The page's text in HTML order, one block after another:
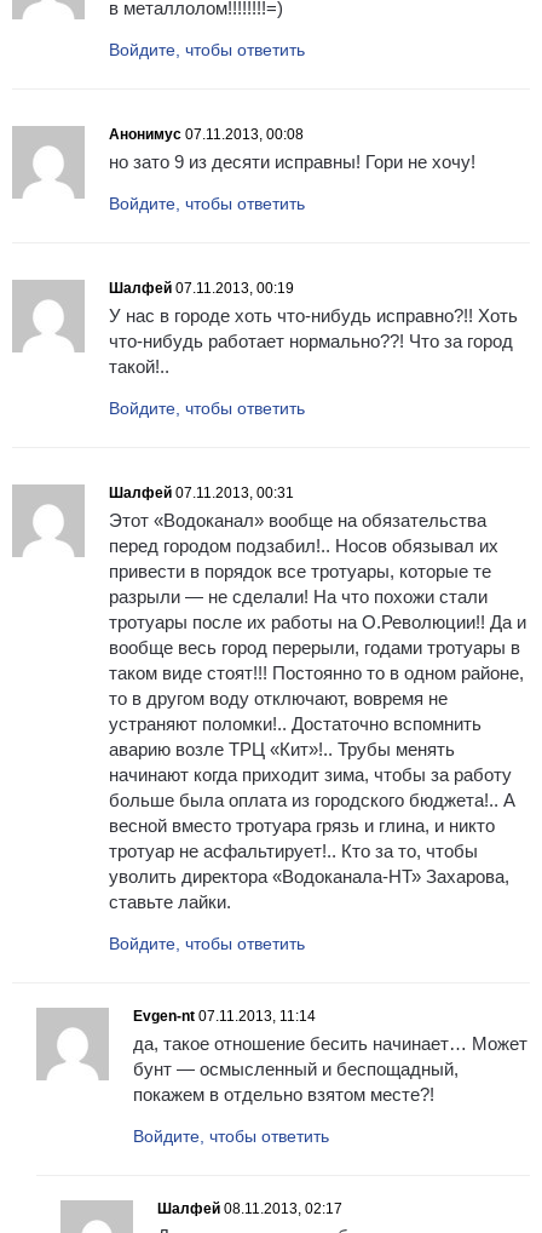
в металлолом!!!!!!!!=)
Войдите, чтобы ответить
Анонимус 07.11.2013, 00:08
но зато 9 из десяти исправны! Гори не хочу!
Войдите, чтобы ответить
Шалфей 07.11.2013, 00:19
У нас в городе хоть что-нибудь исправно?!! Хоть
что-нибудь работает нормально??! Что за город
такой!..
Войдите, чтобы ответить
Шалфей 07.11.2013, 00:31
Этот «Водоканал» вообще на обязательства
перед городом подзабил!.. Носов обязывал их
привести в порядок все тротуары, которые те
разрыли — не сделали! На что похожи стали
тротуары после их работы на О.Революции!! Да и
вообще весь город перерыли, годами тротуары в
таком виде стоят!!! Постоянно то в одном районе,
то в другом воду отключают, вовремя не
устраняют поломки!.. Достаточно вспомнить
аварию возле ТРЦ «Кит»!.. Трубы менять
начинают когда приходит зима, чтобы за работу
больше была оплата из городского бюджета!.. А
весной вместо тротуара грязь и глина, и никто
тротуар не асфальтирует!.. Кто за то, чтобы
уволить директора «Водоканала-НТ» Захарова,
ставьте лайки.
Войдите, чтобы ответить
Evgen-nt 07.11.2013, 11:14
да, такое отношение бесить начинает… Может
бунт — осмысленный и беспощадный,
покажем в отдельно взятом месте?!
Войдите, чтобы ответить
Шалфей 08.11.2013, 02:17